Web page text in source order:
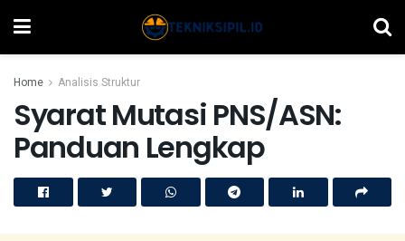
Home Analisis Struktur
Syarat Mutasi PNS/ASN:
Panduan Lengkap